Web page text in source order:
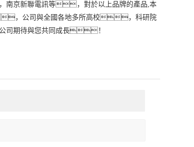
京新聯電訊等，對於以上品牌的產品,本
，公司與全國各地多所高校，科研院
司期待與您共同成長！